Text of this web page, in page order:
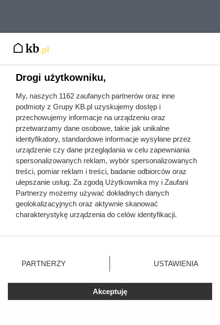
Ocieplenie krok po kroku
Prześledźmy teraz podstawy układania różnych rodzajów
Ocieplenie poddasza drewnianego matą z wełny
Drogi użytkowniku,
My, naszych 1162 zaufanych partnerów oraz inne
podmioty z Grupy KB.pl uzyskujemy dostęp i
przechowujemy informacje na urządzeniu oraz
przetwarzamy dane osobowe, takie jak unikalne
identyfikatory, standardowe informacje wysyłane przez
urządzenie czy dane przeglądania w celu zapewniania
spersonalizowanych reklam, wybór spersonalizowanych
treści, pomiar reklam i treści, badanie odbiorców oraz
ulepszanie usług. Za zgodą Użytkownika my i Zaufani
Partnerzy możemy używać dokładnych danych
geolokalizacyjnych oraz aktywnie skanować
charakterystykę urządzenia do celów identyfikacji.
zmienić/wycofać klikając przycisk ustawień prywatności
znajdujący się w lewym dolnym rogu strony. Niektóre
użytkownika, ale masz prawo sprzeciwić się takiemu
przetwarzaniu. Preferencje będą miały zastosowania tylko
PARTNERZY USTAWIENIA
Akceptuję